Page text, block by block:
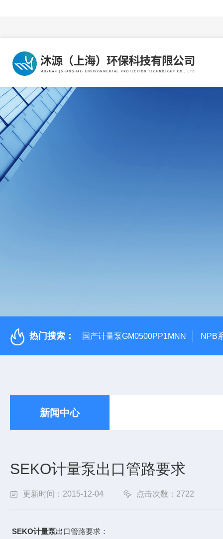
热门搜索： 国产计量泵GM0500PP1MNN NPB
新闻中心
SEKO计量泵出口管路要求
更新时间：2015-12-04 点击次数：2722
SEKO计量泵出口管路要求：